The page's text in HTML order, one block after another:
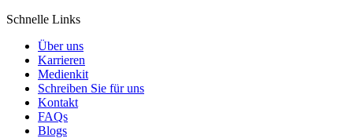
Schnelle Links
Über uns
Karrieren
Medienkit
Schreiben Sie für uns
Kontakt
FAQs
Blogs